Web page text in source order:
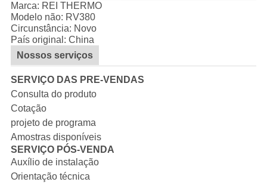
Marca: REI THERMO
Modelo não: RV380
Circunstância: Novo
País original: China
Nossos serviços
SERVIÇO DAS PRE-VENDAS
Consulta do produto
Cotação
projeto de programa
Amostras disponíveis
SERVIÇO PÓS-VENDA
Auxílio de instalação
Orientação técnica